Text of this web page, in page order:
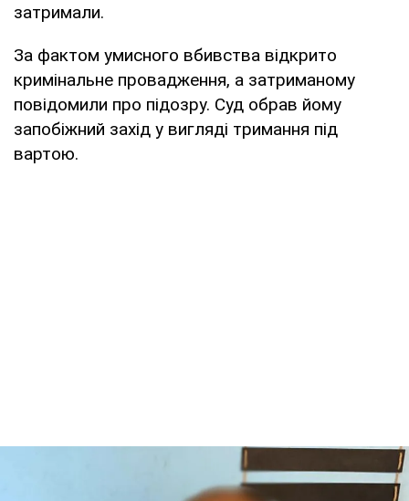
затримали.
За фактом умисного вбивства відкрито
кримінальне провадження, а затриманому
повідомили про підозру. Суд обрав йому
запобіжний захід у вигляді тримання під
вартою.